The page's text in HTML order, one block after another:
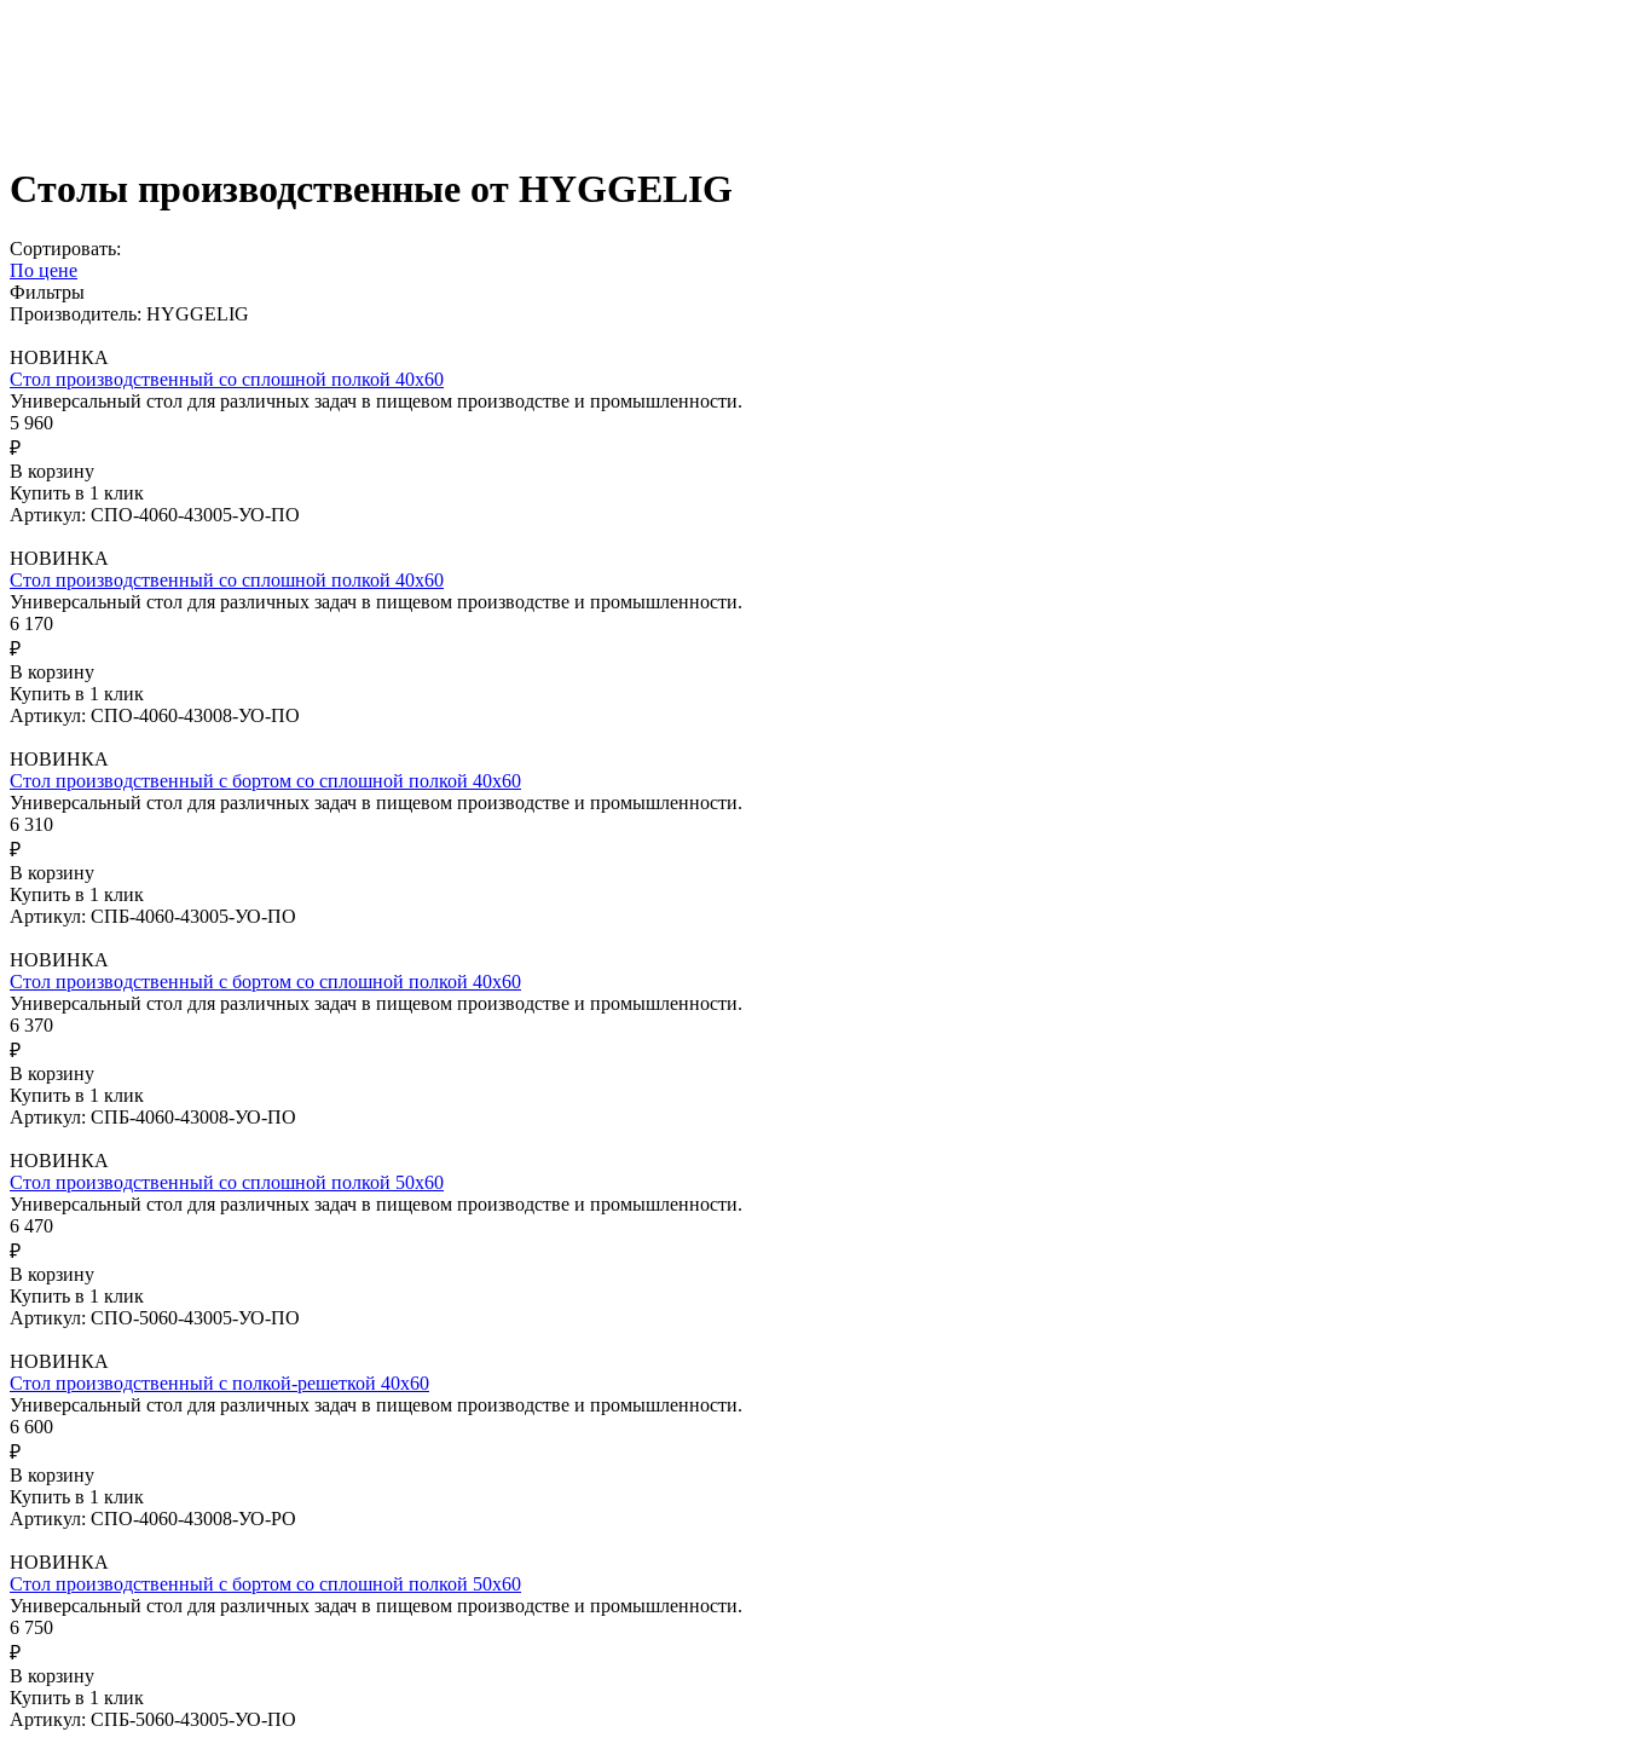
Столы производственные от HYGGELIG
Сортировать:
По цене
Фильтры
Производитель: HYGGELIG
НОВИНКА
Стол производственный со сплошной полкой 40х60
Универсальный стол для различных задач в пищевом производстве и промышленности.
5 960
₽
В корзину
Купить в 1 клик
Артикул: СПО-4060-43005-УО-ПО
НОВИНКА
Стол производственный со сплошной полкой 40х60
Универсальный стол для различных задач в пищевом производстве и промышленности.
6 170
₽
В корзину
Купить в 1 клик
Артикул: СПО-4060-43008-УО-ПО
НОВИНКА
Стол производственный с бортом со сплошной полкой 40х60
Универсальный стол для различных задач в пищевом производстве и промышленности.
6 310
₽
В корзину
Купить в 1 клик
Артикул: СПБ-4060-43005-УО-ПО
НОВИНКА
Стол производственный с бортом со сплошной полкой 40х60
Универсальный стол для различных задач в пищевом производстве и промышленности.
6 370
₽
В корзину
Купить в 1 клик
Артикул: СПБ-4060-43008-УО-ПО
НОВИНКА
Стол производственный со сплошной полкой 50х60
Универсальный стол для различных задач в пищевом производстве и промышленности.
6 470
₽
В корзину
Купить в 1 клик
Артикул: СПО-5060-43005-УО-ПО
НОВИНКА
Стол производственный с полкой-решеткой 40х60
Универсальный стол для различных задач в пищевом производстве и промышленности.
6 600
₽
В корзину
Купить в 1 клик
Артикул: СПО-4060-43008-УО-РО
НОВИНКА
Стол производственный с бортом со сплошной полкой 50х60
Универсальный стол для различных задач в пищевом производстве и промышленности.
6 750
₽
В корзину
Купить в 1 клик
Артикул: СПБ-5060-43005-УО-ПО